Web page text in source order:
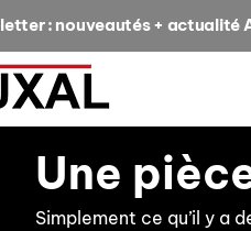
: nouveautés + actualité
Une
Simplement ce qu’il y a